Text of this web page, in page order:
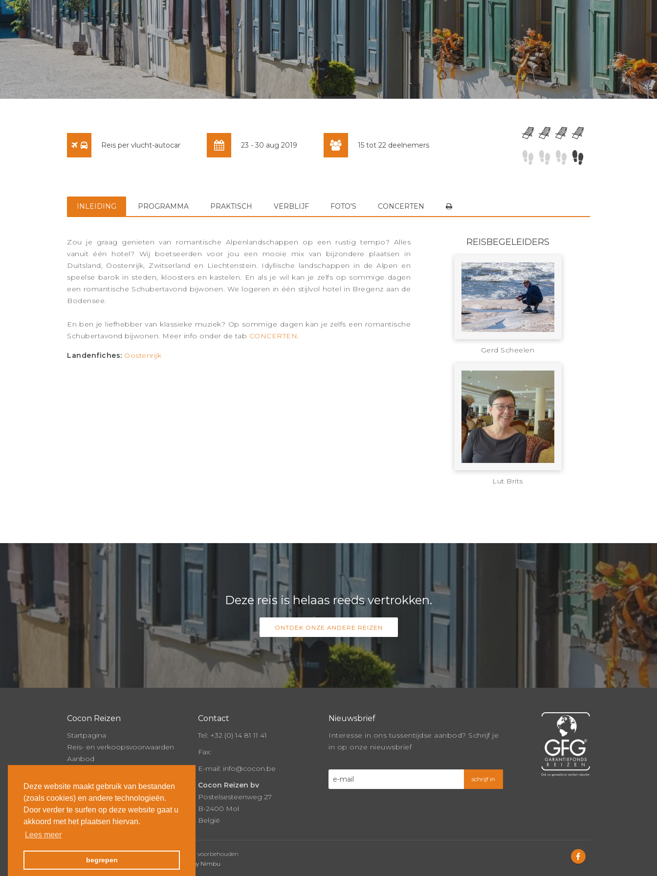
Deze website maakt gebruik van bestanden
(zoals cookies) en andere technologieën.
Door verder te surfen op deze website gaat u
akkoord met het plaatsen hiervan.
Lees meer
begrepen
Reis per vlucht-autocar 23 - 30 aug 2019 15 tot 22 deelnemers
INLEIDING PROGRAMMA PRAKTISCH VERBLIJF FOTO'S CONCERTEN
Zou je graag genieten van romantische Alpenlandschappen op een rustig tempo? Alles
vanuit één hotel? Wij boetseerden voor jou een mooie mix van bijzondere plaatsen in
Duitsland, Oostenrijk, Zwitserland en Liechtenstein. Idyllische landschappen in de Alpen en
speelse barok in steden, kloosters en kastelen. En als je wil kan je zelfs op sommige dagen
een romantische Schubertavond bijwonen. We logeren in één stijlvol hotel in Bregenz aan de
Bodensee.
En ben je liefhebber van klassieke muziek? Op sommige dagen kan je zelfs een romantische
Schubertavond bijwonen. Meer info onder de tab CONCERTEN.
Landenfiches: Oostenrijk
REISBEGELEIDERS
Gerd Scheelen
Lut Brits
Deze reis is helaas reeds vertrokken.
ONTDEK ONZE ANDERE REIZEN
Cocon Reizen
Startpagina
Reis- en verkoopsvoorwaarden
Aanbod
Over Cocon
Nieuws
Contact
Inschrijven
Contact
Tel: +32 (0) 14 81 11 41
Fax:
E-mail: info@cocon.be
Cocon Reizen bv
Postelsesteenweg 27
B-2400 Mol
België
Nieuwsbrief
Interesse in ons tussentijdse aanbod? Schrijf je
in op onze nieuwsbrief
schrijf in
© Copyright 2026 | Cocon Reizen • Alle rechten voorbehouden
Webdesign door Zenjoy in Leuven
Powered by Nimbu